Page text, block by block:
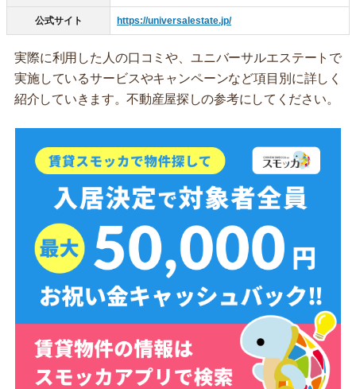
公式サイト https://universalestate.jp/
実際に利用した人の口コミや、ユニバーサルエステートで
実施しているサービスやキャンペーンなど項目別に詳しく
紹介していきます。不動産屋探しの参考にしてください。